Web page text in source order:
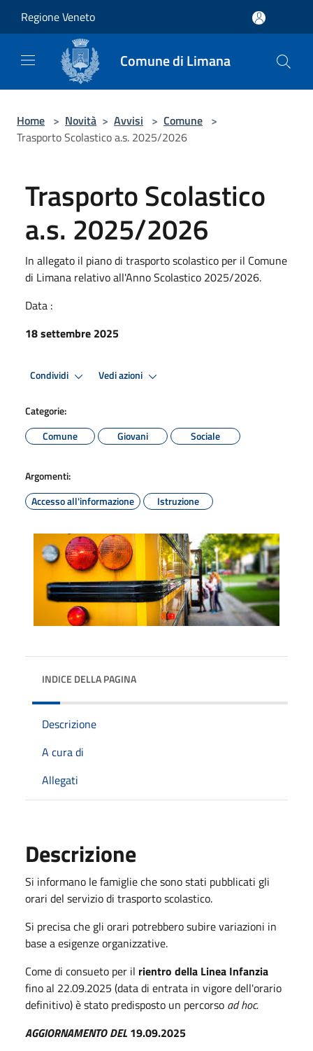
Regione Veneto
Comune di Limana
Home > Novità > Avvisi > Comune >
Trasporto Scolastico a.s. 2025/2026
Trasporto Scolastico
a.s. 2025/2026
In allegato il piano di trasporto scolastico per il Comune
di Limana relativo all'Anno Scolastico 2025/2026.
Data :
18 settembre 2025
Condividi Vedi azioni
Categorie:
Comune
Giovani Sociale
Argomenti:
Accesso all'informazione
Istruzione
INDICE DELLA PAGINA
Descrizione
A cura di
Allegati
Descrizione
Si informano le famiglie che sono stati pubblicati gli
orari del servizio di trasporto scolastico.
Si precisa che gli orari potrebbero subire variazioni in
base a esigenze organizzative.
Come di consueto per il rientro della Linea Infanzia
fino al 22.09.2025 (data di entrata in vigore dell'orario
definitivo) è stato predisposto un percorso ad hoc.
AGGIORNAMENTO DEL 19.09.2025